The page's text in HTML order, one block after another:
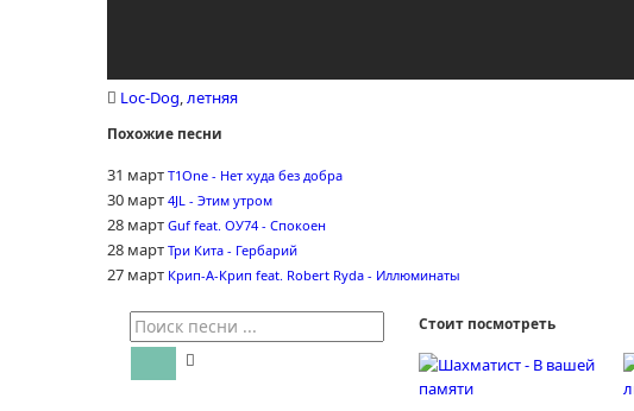
Loc-Dog летняя
Похожие песни
31 март T1One - Нет худа без добра
30 март 4JL - Этим утром
28 март Guf feat. ОУ74 - Спокоен
28 март Три Кита - Гербарий
27 март Крип-А-Крип feat. Robert Ryda - Иллюминаты
Стоит посмотреть